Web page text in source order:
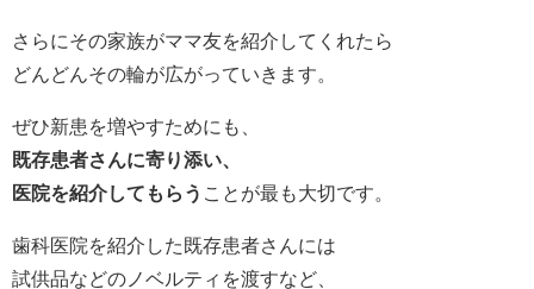
さらにその家族がママ友を紹介してくれたら
どんどんその輪が広がっていきます。
ぜひ新患を増やすためにも、
既存患者さんに寄り添い、
医院を紹介してもらう ことが最も大切です。
歯科医院を紹介した既存患者さんには
試供品などのノベルティを渡すなど、